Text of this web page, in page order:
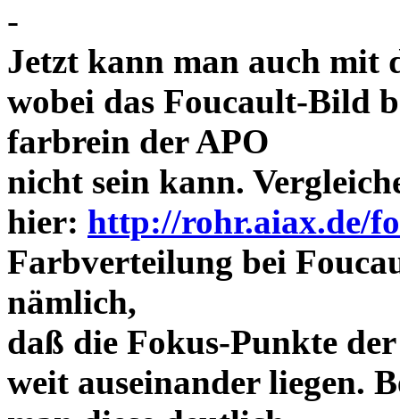
-
Jetzt kann man auch mit
wobei das Foucault-Bild
farbrein der APO
nicht sein kann.
hier: http://rohr.aiax.de/
Farbverteilung bei
nämlich,
daß die Fokus-Punkte
weit auseinander liegen.